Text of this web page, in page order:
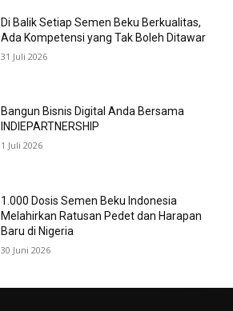
Di Balik Setiap Semen Beku Berkualitas,
Ada Kompetensi yang Tak Boleh Ditawar
31 Juli 2026
Bangun Bisnis Digital Anda Bersama
INDIEPARTNERSHIP
1 Juli 2026
1.000 Dosis Semen Beku Indonesia
Melahirkan Ratusan Pedet dan Harapan
Baru di Nigeria
30 Juni 2026